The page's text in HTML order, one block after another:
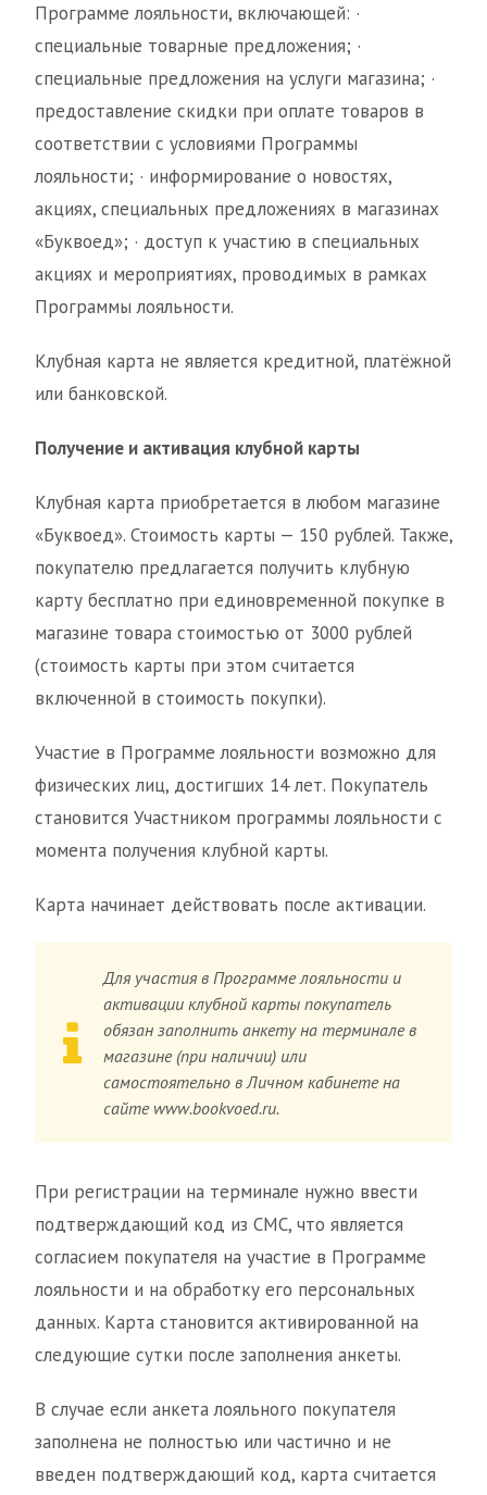
Программе лояльности, включающей: ·
специальные товарные предложения; ·
специальные предложения на услуги магазина; ·
предоставление скидки при оплате товаров в
соответствии с условиями Программы
лояльности; · информирование о новостях,
акциях, специальных предложениях в магазинах
«Буквоед»; · доступ к участию в специальных
акциях и мероприятиях, проводимых в рамках
Программы лояльности.
Клубная карта не является кредитной, платёжной
или банковской.
Получение и активация клубной карты
Клубная карта приобретается в любом магазине
«Буквоед». Стоимость карты — 150 рублей. Также,
покупателю предлагается получить клубную
карту бесплатно при единовременной покупке в
магазине товара стоимостью от 3000 рублей
(стоимость карты при этом считается
включенной в стоимость покупки).
Участие в Программе лояльности возможно для
физических лиц, достигших 14 лет. Покупатель
становится Участником программы лояльности с
момента получения клубной карты.
Карта начинает действовать после активации.
Для участия в Программе лояльности и
активации клубной карты покупатель
обязан заполнить анкету на терминале в
магазине (при наличии) или
самостоятельно в Личном кабинете на
сайте www.bookvoed.ru.
При регистрации на терминале нужно ввести
подтверждающий код из СМС, что является
согласием покупателя на участие в Программе
лояльности и на обработку его персональных
данных. Карта становится активированной на
следующие сутки после заполнения анкеты.
В случае если анкета лояльного покупателя
заполнена не полностью или частично и не
введен подтверждающий код, карта считается